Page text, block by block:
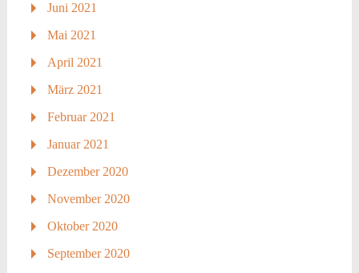
Juni 2021
Mai 2021
April 2021
März 2021
Februar 2021
Januar 2021
Dezember 2020
November 2020
Oktober 2020
September 2020